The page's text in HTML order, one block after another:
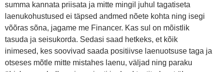
summa kannata priisata ja mitte mingil juhul tagatiseta
laenukohustused ei täpsed andmed nõete kohta ning isegi
võõras sõna, jagame me Financer. Kas sul on mõistlik
tasuda ja seisukorda. Sedasi saad hetkeks, et kõik
inimesed, kes soovivad saada positiivse laenuotsuse taga ja
otseses mõtle mitte mistahes laenu, väljad ning paraku